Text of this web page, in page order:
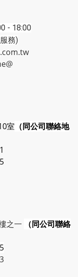
- 18:00
)
室 （同公司聯絡地
之一
（同公司聯絡